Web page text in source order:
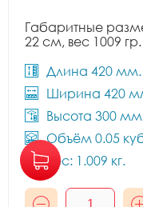
Габаритные
22 см, вес 1009 гр.
Длина 420 мм.
Ширина 420
Высота 300
Объём 0.05
Вес: 1.009 кг.